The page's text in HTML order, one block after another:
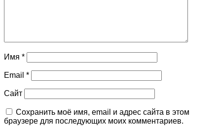
Имя *
Email *
Сайт
Сохранить моё имя, email и адрес сайта в этом
браузере для последующих моих комментариев.